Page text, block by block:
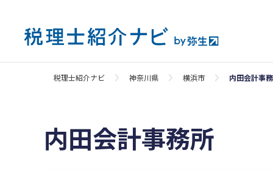
税理士紹介ナビ 神奈川県 横浜市 内田会計事
内田会計事務所